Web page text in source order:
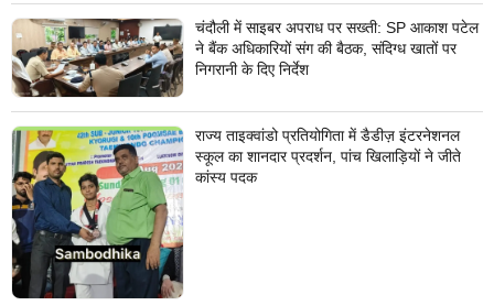
चंदौली में साइबर अपराध पर सख्ती: SP आकाश पटेल
ने बैंक अधिकारियों संग की बैठक, संदिग्ध खातों पर
निगरानी के दिए निर्देश
राज्य ताइक्वांडो प्रतियोगिता में डैडीज़ इंटरनेशनल
स्कूल का शानदार प्रदर्शन, पांच खिलाड़ियों ने जीते
कांस्य पदक